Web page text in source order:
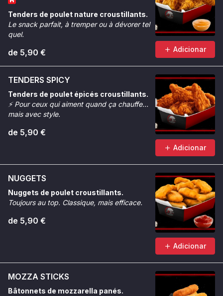
Tenders de poulet nature croustillants.
Le snack parfait, à tremper ou à dévorer tel
quel.
de 5,90 € Adicionar
TENDERS SPICY
Tenders de poulet épicés croustillants.
⚡ Pour ceux qui aiment quand ça chauffe…
mais avec style.
de 5,90 €
Adicionar
NUGGETS
Nuggets de poulet croustillants.
Toujours au top. Classique, mais efficace.
de 5,90 €
Adicionar
MOZZA STICKS
Bâtonnets de mozzarella panés.